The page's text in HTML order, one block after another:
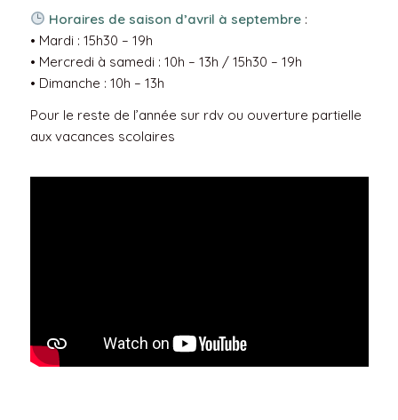
Horaires de saison d’avril à septembre:
• Mardi : 15h30 – 19h
• Mercredi à samedi : 10h – 13h / 15h30 – 19h
• Dimanche : 10h – 13h
Pour le reste de l’année sur rdv ou ouverture partielle
aux vacances scolaires